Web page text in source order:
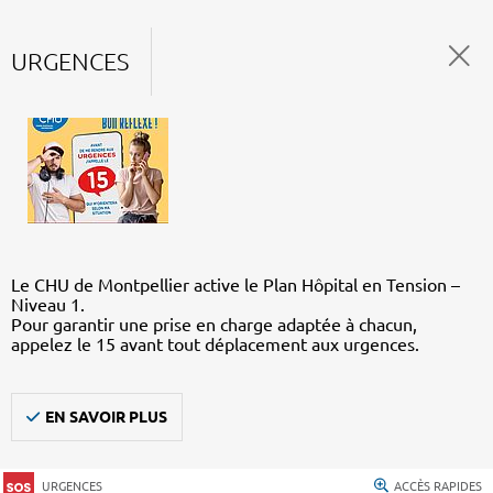
URGENCES
Le CHU de Montpellier active le Plan Hôpital en Tension –
Niveau 1.
Pour garantir une prise en charge adaptée à chacun,
appelez le 15 avant tout déplacement aux urgences.
EN SAVOIR PLUS
URGENCES ACCÈS RAPIDES